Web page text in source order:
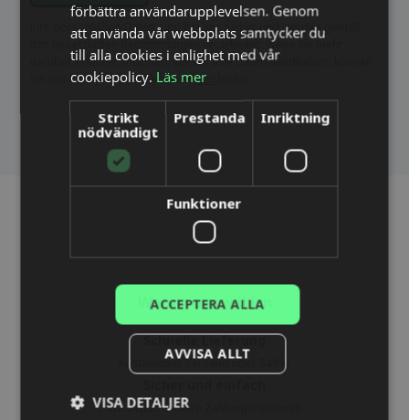
Ihre persönlichen Daten sind bei uns sicher und werden gemäß
den gesetzlichen Bestimmungen verarbeitet. Wenn Sie mehr
darüber erfahren möchten, wie wir Ihre Daten handhaben, können
Sie uns kontaktieren oder mehrhier
Warum uns wählen
Schnelle Lieferung
Kostenloser Versand über 349 kr
Wir bieten sichere Zahlungsoptionen
DUTCH
FRENCH
GERMAN
förbättra användarupplevelsen. Genom
att använda vår webbplats samtycker du
till alla cookies i enlighet med vår
cookiepolicy. Läs mer
Strikt
nödvändigt
Prestanda Inriktning
Funktioner
ACCEPTERA ALLA
AVVISA ALLT
VISA DETALJER